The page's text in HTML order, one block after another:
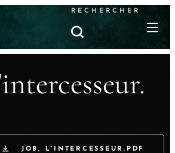
RECHERCHER
JOB, L'INTERCESSEUR.PDF